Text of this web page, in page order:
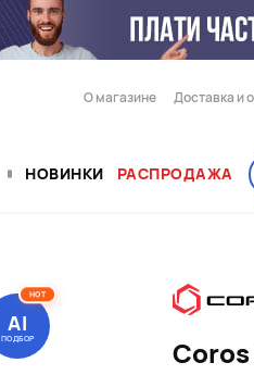
О магазине Доставка и
НОВИНКИ РАСПРОДАЖА
HOT
AI
ПОДБОР